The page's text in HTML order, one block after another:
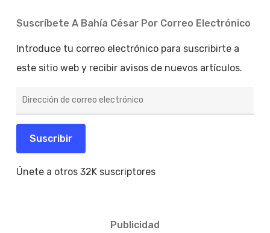
Suscríbete A Bahía César Por Correo Electrónico
Introduce tu correo electrónico para suscribirte a
este sitio web y recibir avisos de nuevos artículos.
de
electrónico
Suscribir
Únete a otros 32K suscriptores
Publicidad